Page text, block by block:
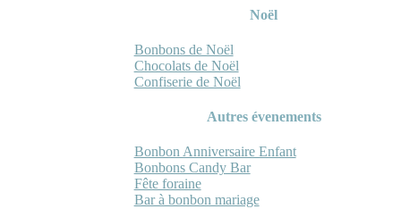
Noël
Bonbons de Noël
Chocolats de Noël
Confiserie de Noël
Autres évenements
Bonbon Anniversaire Enfant
Bonbons Candy Bar
Fête foraine
Bar à bonbon mariage